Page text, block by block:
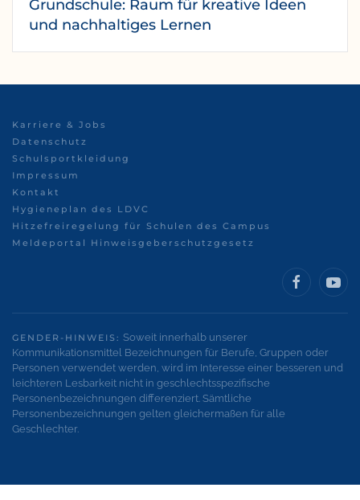
Grundschule: Raum für kreative Ideen
und nachhaltiges Lernen
Karriere & Jobs
Datenschutz
Schulsportkleidung
Impressum
Kontakt
Hygieneplan des LDVC
Hitzefreiregelung für Schulen des Campus
Meldeportal Hinweisgeberschutzgesetz
GENDER-HINWEIS: Soweit innerhalb unserer
Kommunikationsmittel Bezeichnungen für Berufe, Gruppen oder
Personen verwendet werden, wird im Interesse einer besseren und
leichteren Lesbarkeit nicht in geschlechtsspezifische
Personenbezeichnungen differenziert. Sämtliche
Personenbezeichnungen gelten gleichermaßen für alle
Geschlechter.